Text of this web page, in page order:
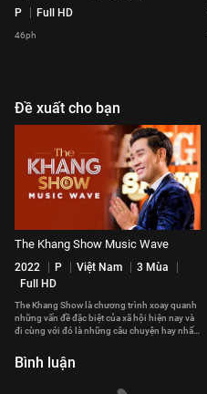
P Full HD
46ph
Đề xuất cho bạn
The Khang Show Music Wave
2022 P Việt Nam
3 Mùa
Full HD
The Khang Show là chương trình xoay quanh
những vấn đề đặc biệt của xã hội hiện nay và
đi cùng với đó là những câu chuyện hay nhất,
khai thác thông qua chương trình này.
Bình luận